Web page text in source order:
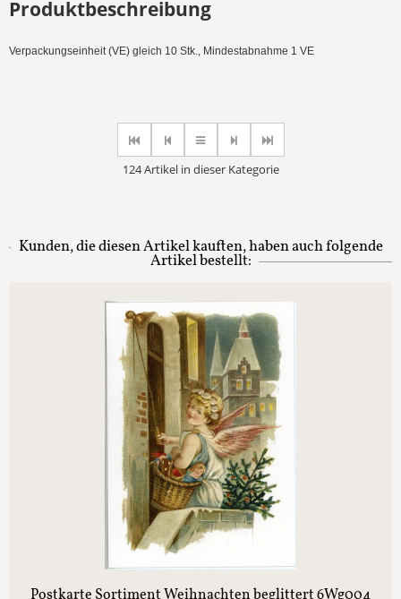
Produktbeschreibung
Verpackungseinheit (VE) gleich 10 Stk., Mindestabnahme 1 VE
124 Artikel in dieser Kategorie
Kunden, die diesen Artikel kauften, haben auch folgende
Artikel bestellt: